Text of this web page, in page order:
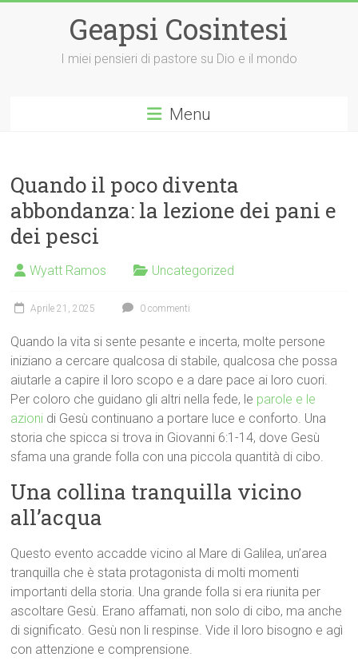
Geapsi Cosintesi
I miei pensieri di pastore su Dio e il mondo
Menu
Quando il poco diventa
abbondanza: la lezione dei pani e
dei pesci
Wyatt Ramos Uncategorized
Aprile 21, 2025 0 commenti
Quando la vita si sente pesante e incerta, molte persone
iniziano a cercare qualcosa di stabile, qualcosa che possa
aiutarle a capire il loro scopo e a dare pace ai loro cuori.
Per coloro che guidano gli altri nella fede, le parole e le
azioni di Gesù continuano a portare luce e conforto. Una
storia che spicca si trova in Giovanni 6:1-14, dove Gesù
sfama una grande folla con una piccola quantità di cibo.
Una collina tranquilla vicino
all’acqua
Questo evento accadde vicino al Mare di Galilea, un’area
tranquilla che è stata protagonista di molti momenti
importanti della storia. Una grande folla si era riunita per
ascoltare Gesù. Erano affamati, non solo di cibo, ma anche
di significato. Gesù non li respinse. Vide il loro bisogno e agì
con attenzione e comprensione.